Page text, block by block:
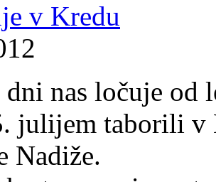
v Kredu
nas ločuje od
julijem taborili v
Nadiže.